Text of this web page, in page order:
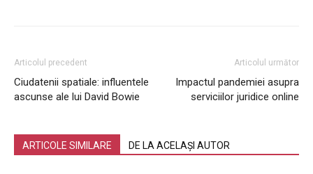
Articolul precedent
Ciudatenii spatiale: influentele
ascunse ale lui David Bowie
Articolul următor
Impactul pandemiei asupra
serviciilor juridice online
ARTICOLE SIMILARE DE LA ACELAȘI AUTOR